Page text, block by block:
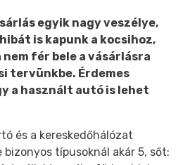
egyik nagy veszélye,
is kapunk a kocsihoz,
fér bele a vásárlásra
tervünkbe. Érdemes
a használt autó is lehet
és a kereskedőhálózat
bizonyos típusoknál akár 5, sőt: